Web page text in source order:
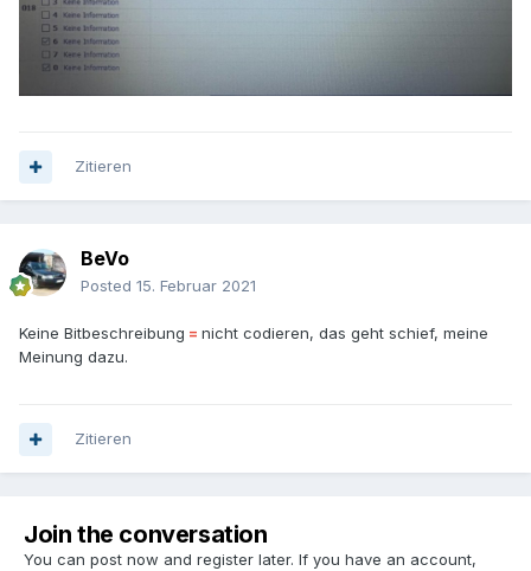
Zitieren
BeVo
Posted 15. Februar 2021
Keine Bitbeschreibung = nicht codieren, das geht schief, meine
Meinung dazu.
Zitieren
Join the conversation
You can post now and register later. If you have an account,